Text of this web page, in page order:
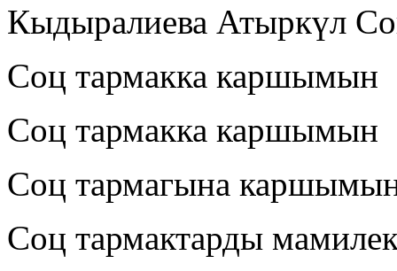
Кыдыралиева Атыркүл
Соц тармакка каршымын
Соц тармакка каршымын
Соц тармагына
Соц тармактарды